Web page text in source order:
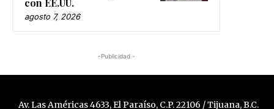
con EE.UU.
agosto 7, 2026
-Publicidad -
Av. Las Américas 4633, El Paraíso, C.P. 22106 / Tijuana, B.C.